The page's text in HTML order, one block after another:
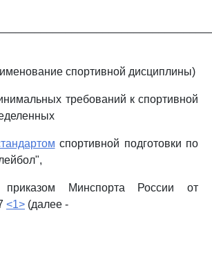
спортивной дисциплины)
требований к спортивной
спортивной подготовки по
приказом Минспорта России от
<1> (далее -